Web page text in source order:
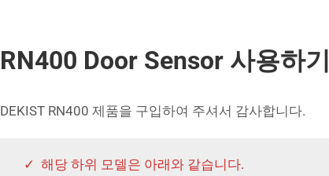
RN400 Door Sensor 사용하기
DEKIST RN400 제품을 구입하여 주셔서 감사합니다.
✓ 해당 하위 모델은 아래와 같습니다.